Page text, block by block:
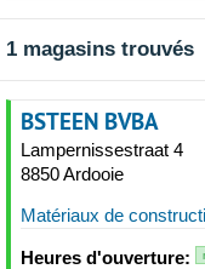
1 magasins trouvés
BSTEEN BVBA
Lampernissestraat 4
8850 Ardooie
Matériaux de
Heures d'ouverture: